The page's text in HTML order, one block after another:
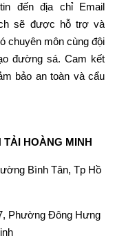
đến địa chỉ Email
sẽ được hỗ trợ và
chuyên môn cùng đội
đường sá. Cam kết
bảo an toàn và cẩu
HOÀNG MINH
Bình Tân, Tp Hồ
Phường Đông Hưng